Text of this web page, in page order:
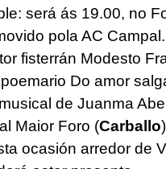
será ás 19.00, no
pola AC
fisterrán Modesto
Do amor
de Juanma
Maior Foro (Carballo
ocasión arredor de